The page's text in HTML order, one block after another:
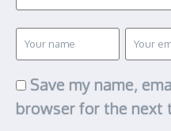
Save my name,
browser for the next